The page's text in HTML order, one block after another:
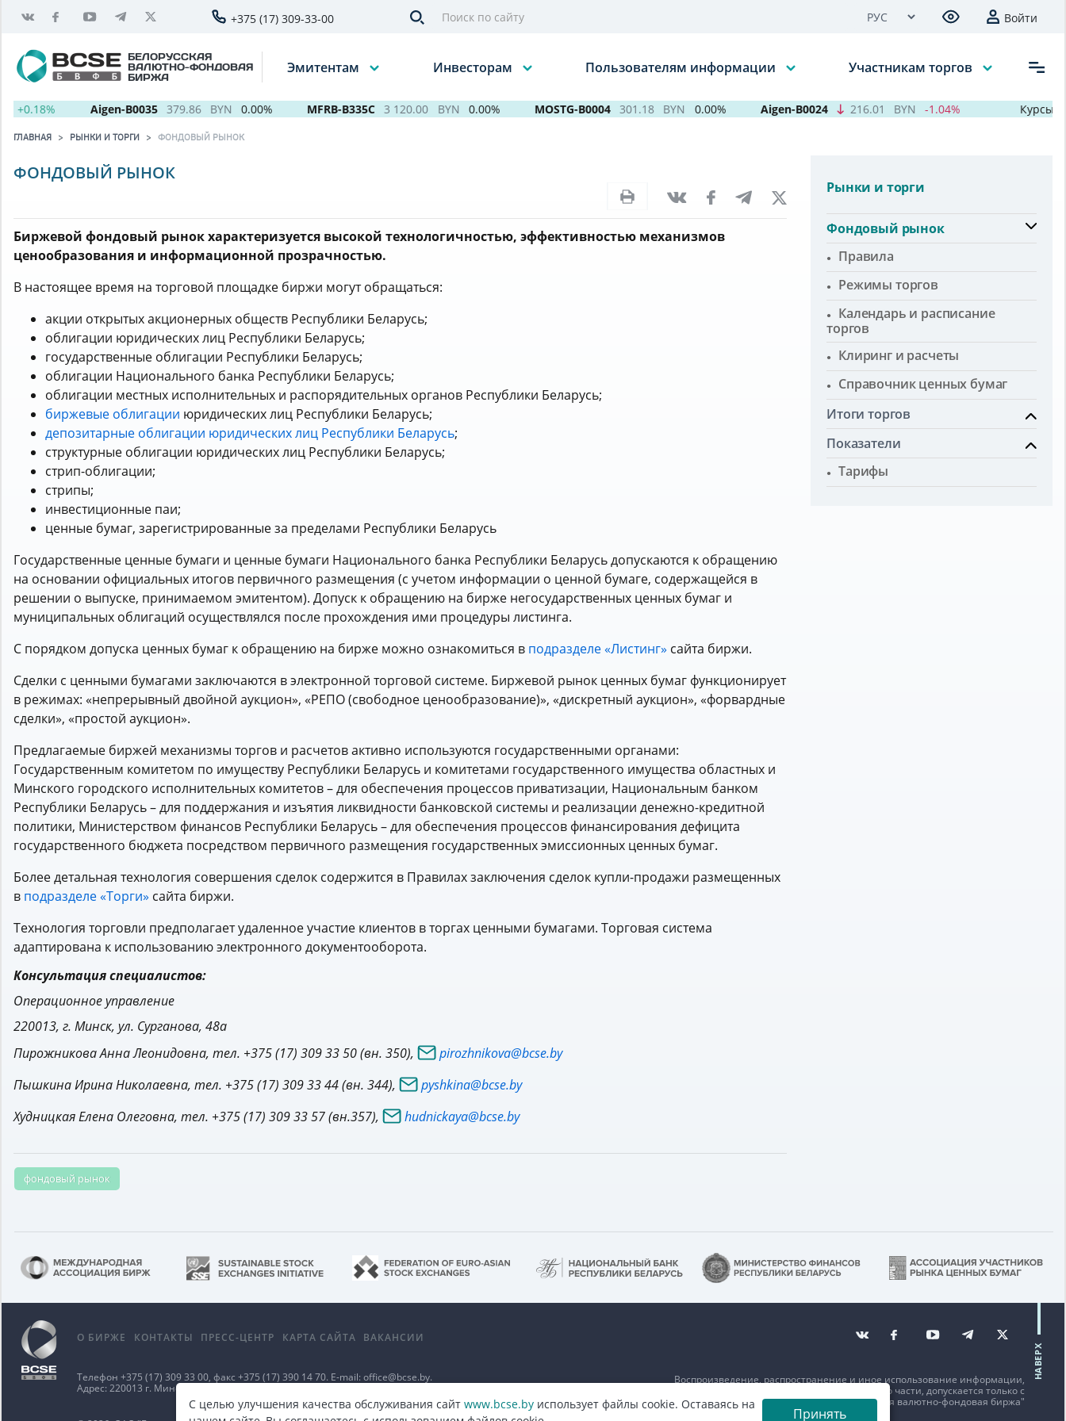
+375 (17) 309-33-00 Войти
БЕЛОРУССКАЯ
ВАЛЮТНО-ФОНДОВАЯ
БИРЖА
Эмитентам Инвесторам Пользователям информации Участникам торгов
Aigen-B0035 379.86 BYN 0.00% MFRB-B335C 3 120.00 BYN 0.00% MOSTG-B0004 301.18 BYN 0.00% Aigen-B0024 216.01 BYN -1.04% Курсы
ГЛАВНАЯ РЫНКИ И ТОРГИ ФОНДОВЫЙ РЫНОК
ФОНДОВЫЙ РЫНОК
Биржевой фондовый рынок характеризуется высокой технологичностью, эффективностью механизмов
ценообразования и информационной прозрачностью.
В настоящее время на торговой площадке биржи могут обращаться:
акции открытых акционерных обществ Республики Беларусь;
облигации юридических лиц Республики Беларусь;
государственные облигации Республики Беларусь;
облигации Национального банка Республики Беларусь;
облигации местных исполнительных и распорядительных органов Республики Беларусь;
биржевые облигации юридических лиц Республики Беларусь;
депозитарные облигации юридических лиц Республики Беларусь;
структурные облигации юридических лиц Республики Беларусь;
стрип-облигации;
стрипы;
инвестиционные паи;
ценные бумаг, зарегистрированные за пределами Республики Беларусь
Государственные ценные бумаги и ценные бумаги Национального банка Республики Беларусь допускаются к обращению
на основании официальных итогов первичного размещения (с учетом информации о ценной бумаге, содержащейся в
решении о выпуске, принимаемом эмитентом). Допуск к обращению на бирже негосударственных ценных бумаг и
муниципальных облигаций осуществлялся после прохождения ими процедуры листинга.
С порядком допуска ценных бумаг к обращению на бирже можно ознакомиться в подразделе «Листинг» сайта биржи.
Сделки с ценными бумагами заключаются в электронной торговой системе. Биржевой рынок ценных бумаг функционирует
в режимах: «непрерывный двойной аукцион», «РЕПО (свободное ценообразование)», «дискретный аукцион», «форвардные
сделки», «простой аукцион».
Предлагаемые биржей механизмы торгов и расчетов активно используются государственными органами:
Государственным комитетом по имуществу Республики Беларусь и комитетами государственного имущества областных и
Минского городского исполнительных комитетов – для обеспечения процессов приватизации, Национальным банком
Республики Беларусь – для поддержания и изъятия ликвидности банковской системы и реализации денежно-кредитной
политики, Министерством финансов Республики Беларусь – для обеспечения процессов финансирования дефицита
государственного бюджета посредством первичного размещения государственных эмиссионных ценных бумаг.
Более детальная технология совершения сделок содержится в Правилах заключения сделок купли-продажи размещенных
в подразделе «Торги» сайта биржи.
Технология торговли предполагает удаленное участие клиентов в торгах ценными бумагами. Торговая система
адаптирована к использованию электронного документооборота.
Консультация специалистов:
Операционное управление
220013, г. Минск, ул. Сурганова, 48а
Пирожникова Анна Леонидовна, тел. +375 (17) 309 33 50 (вн. 350),
pirozhnikova@bcse.by
Пышкина Ирина Николаевна, тел. +375 (17) 309 33 44 (вн. 344),
pyshkina@bcse.by
Худницкая Елена Олеговна, тел. +375 (17) 309 33 57 (вн.357),
hudnickaya@bcse.by
фондовый рынок
Рынки и торги
Фондовый рынок
Правила
Режимы торгов
Календарь и расписание
торгов
Клиринг и расчеты
Справочник ценных бумаг
Итоги торгов
Показатели
Тарифы
О БИРЖЕ КОНТАКТЫ ПРЕСС-ЦЕНТР КАРТА САЙТА ВАКАНСИИ
Телефон +375 (17) 309 33 00, факс +375 (17) 390 14 70. E-mail: office@bcse.by.
Адрес: 220013 г. Минск ул. Сурганова д. 48а.
Воспроизведение, распространение и иное использование информации,
размещенной на данном веб-сайте или его части, допускается только с
письменного согласия ОАО "Белорусская валютно-фондовая биржа"
НАВЕРХ
С целью улучшения качества обслуживания сайт www.bcse.by использует файлы cookie. Оставаясь на
Принять